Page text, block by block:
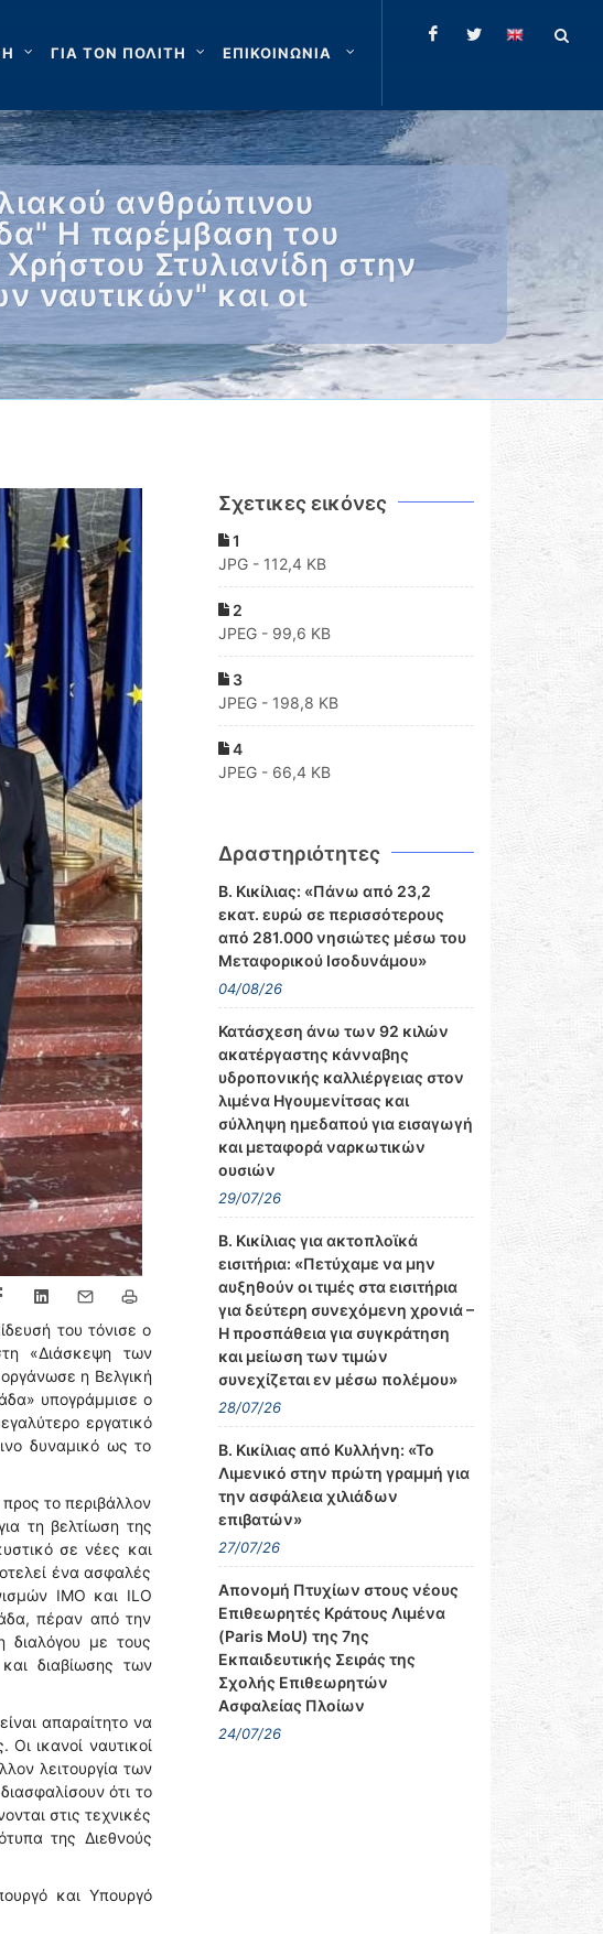
ΓΙΑ ΤΟΝ ΠΟΛΙΤΗ ΕΠΙΚΟΙΝΩΝΙΑ
ανθρώπινου
Η παρέμβαση του
Στυλιανίδη στην
ναυτικών" και οι
του τόνισε ο
«Διάσκεψη των
η Βελγική
υπογράμμισε ο
εργατικό
δυναμικό ως το
το περιβάλλον
τη βελτίωση της
σε νέες και
ένα ασφαλές
ΙΜΟ και ΙLO
πέραν από την
διαλόγου με τους
διαβίωσης των
απαραίτητο να
ικανοί ναυτικοί
λειτουργία των
ότι το
στις τεχνικές
της Διεθνούς
και Υπουργό
Σχετικες εικόνες
1
JPG - 112,4 KB
2
JPEG - 99,6 KB
3
JPEG - 198,8 KB
4
JPEG - 66,4 KB
Δραστηριότητες
Β. Κικίλιας: «Πάνω από 23,2
εκατ. ευρώ σε περισσότερους
από 281.000 νησιώτες μέσω του
Μεταφορικού Ισοδυνάμου»
04/08/26
Κατάσχεση άνω των 92 κιλών
ακατέργαστης κάνναβης
υδροπονικής καλλιέργειας στον
λιμένα Ηγουμενίτσας και
σύλληψη ημεδαπού για εισαγωγή
και μεταφορά ναρκωτικών
ουσιών
29/07/26
Β. Κικίλιας για ακτοπλοϊκά
εισιτήρια: «Πετύχαμε να μην
αυξηθούν οι τιμές στα εισιτήρια
για δεύτερη συνεχόμενη χρονιά –
Η προσπάθεια για συγκράτηση
και μείωση των τιμών
συνεχίζεται εν μέσω πολέμου»
28/07/26
Β. Κικίλιας από Κυλλήνη: «Το
Λιμενικό στην πρώτη γραμμή για
την ασφάλεια χιλιάδων
επιβατών»
27/07/26
Απονομή Πτυχίων στους νέους
Επιθεωρητές Κράτους Λιμένα
(Paris MoU) της 7ης
Εκπαιδευτικής Σειράς της
Σχολής Επιθεωρητών
Ασφαλείας Πλοίων
24/07/26